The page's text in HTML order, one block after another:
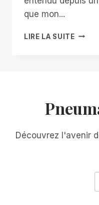
que mon...
LIRE LA SUITELA
Découvrez l'avenir